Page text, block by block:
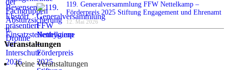
119. Generalversammlung FFW Nettelkamp –
Förderpreis 2025 Stiftung Engagement und Ehrenamt
12. Mai 2026
Veranstaltungen
Keine Veranstaltungen